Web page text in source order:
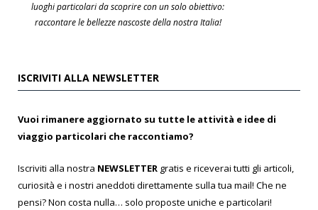
luoghi particolari da scoprire con un solo obiettivo:
raccontare le bellezze nascoste della nostra Italia!
ISCRIVITI ALLA NEWSLETTER
Vuoi rimanere aggiornato su tutte le attività e idee di
viaggio particolari che raccontiamo?
Iscriviti alla nostra NEWSLETTER gratis e riceverai tutti gli articoli,
curiosità e i nostri aneddoti direttamente sulla tua mail! Che ne
pensi? Non costa nulla… solo proposte uniche e particolari!